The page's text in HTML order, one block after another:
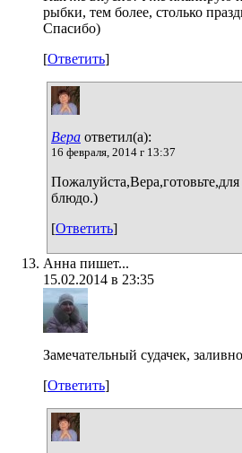
рыбки, тем более, столько
Спасибо)
[Ответить]
Вера ответил(а):
16 февраля, 2014 г 13:37
блюдо.)
[Ответить]
Анна пишет...
15.02.2014 в 23:35
Замечательный судачек,
[Ответить]